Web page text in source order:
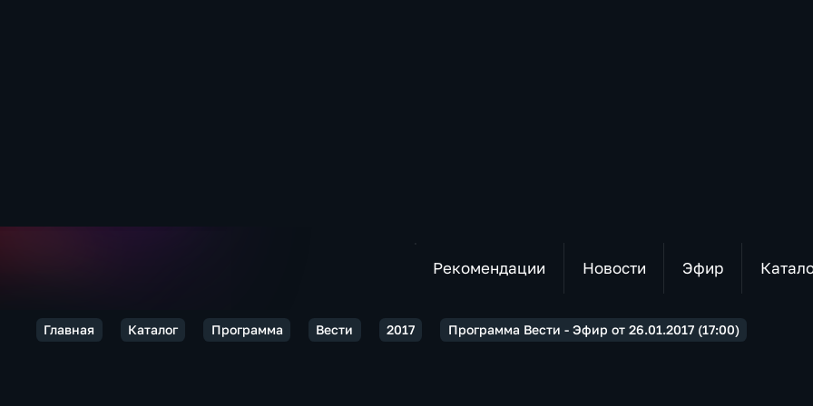
Рекомендации Новости Эфир
Главная Каталог Программа Вести 2017 Программа Вести - Эфир от 26.01.2017 (17:00)